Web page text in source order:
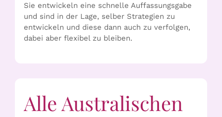
Sie entwickeln eine schnelle Auffassungsgabe
und sind in der Lage, selber Strategien zu
entwickeln und diese dann auch zu verfolgen,
dabei aber flexibel zu bleiben.
Alle Australischen